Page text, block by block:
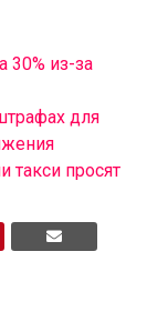
30% из-за
для
такси просят